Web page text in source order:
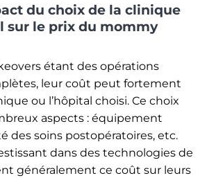
du choix de la clinique
sur le prix du mommy
étant des opérations
leur coût peut fortement
ou l’hôpital choisi. Ce choix
aspects : équipement
des soins postopératoires, etc.
dans des technologies de
généralement ce coût sur leurs